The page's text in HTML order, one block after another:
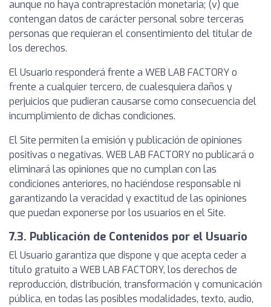
aunque no haya contraprestación monetaria; (v) que
contengan datos de carácter personal sobre terceras
personas que requieran el consentimiento del titular de
los derechos.
El Usuario responderá frente a WEB LAB FACTORY o
frente a cualquier tercero, de cualesquiera daños y
perjuicios que pudieran causarse como consecuencia del
incumplimiento de dichas condiciones.
El Site permiten la emisión y publicación de opiniones
positivas o negativas. WEB LAB FACTORY no publicará o
eliminará las opiniones que no cumplan con las
condiciones anteriores, no haciéndose responsable ni
garantizando la veracidad y exactitud de las opiniones
que puedan exponerse por los usuarios en el Site.
7.3. Publicación de Contenidos por el Usuario
El Usuario garantiza que dispone y que acepta ceder a
título gratuito a WEB LAB FACTORY, los derechos de
reproducción, distribución, transformación y comunicación
pública, en todas las posibles modalidades, texto, audio,